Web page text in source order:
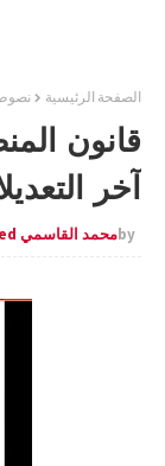
الصفحة الرئيسية نصوص
قانون
آخر
byمحمد القاسمي Al kacimi Mohamed